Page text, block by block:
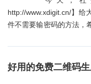
广，和线下广告推广等
前社交应用中最为火热
群体，可以通过微信朋
的应用曝光率更大。 九
不关门的产品展示、商
订单填写向导，历史订单
增加了销售服务水平，降
购指南等引导、帮助消
http://www.xdigit.cn/】给
件不需要输密码的方法，
Touch ID与密码--iTunes
后下载手机APP软件的时
输入ID账号和密码。当然
好用的免费二维码